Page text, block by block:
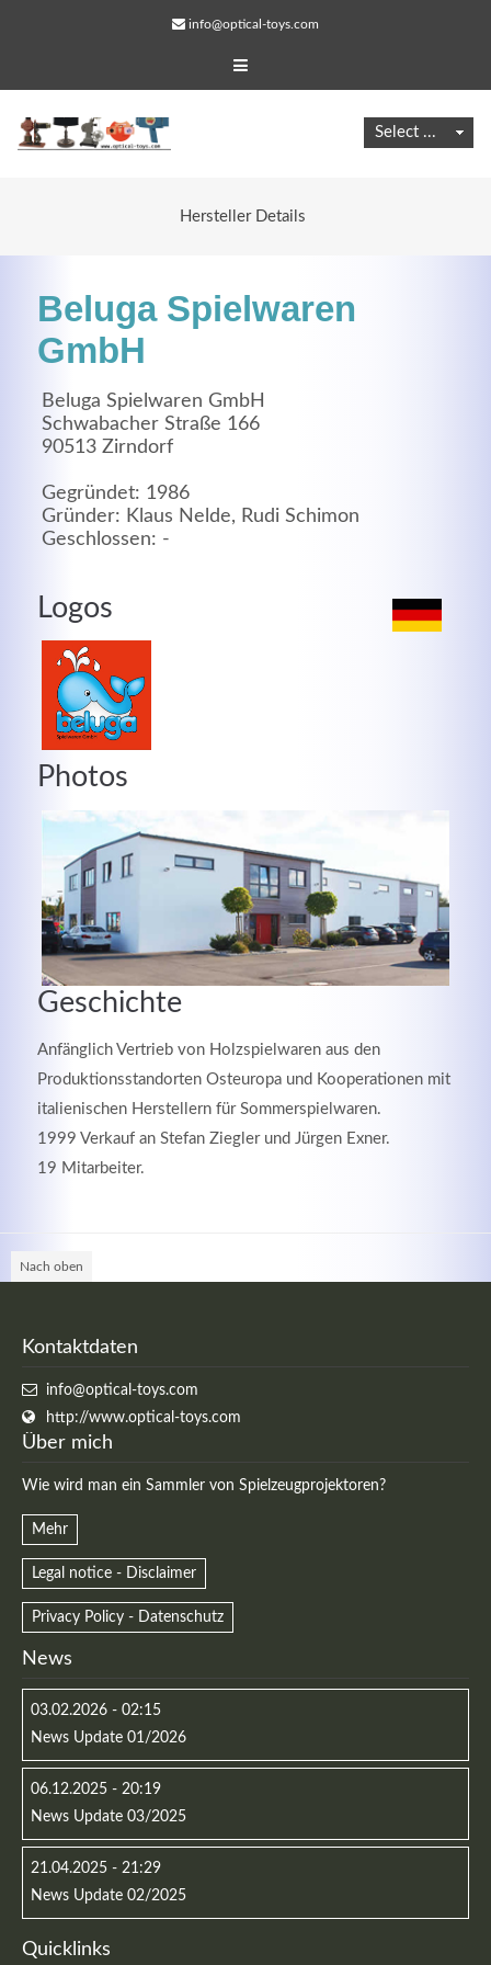
info@optical-toys.com
Hersteller Details
Beluga Spielwaren
GmbH
Beluga Spielwaren GmbH
Schwabacher Straße 166
90513 Zirndorf
Gegründet: 1986
Gründer: Klaus Nelde, Rudi Schimon
Geschlossen: -
Logos
Photos
Geschichte
Anfänglich Vertrieb von Holzspielwaren aus den
Produktionsstandorten Osteuropa und Kooperationen mit
italienischen Herstellern für Sommerspielwaren.
1999 Verkauf an Stefan Ziegler und Jürgen Exner.
19 Mitarbeiter.
Nach oben
Kontaktdaten
info@optical-toys.com
http://www.optical-toys.com
Über mich
Wie wird man ein Sammler von Spielzeugprojektoren?
Mehr
Legal notice - Disclaimer
Privacy Policy - Datenschutz
News
03.02.2026 - 02:15
News Update 01/2026
06.12.2025 - 20:19
News Update 03/2025
21.04.2025 - 21:29
News Update 02/2025
Quicklinks
Web Projects
Lorem ipsum dolor sit amet, consectetuer adipiscing
MEHR INFOS
Good Service
Lorem ipsum dolor sit amet, consectetuer adipiscing
elit. Aenean commodo ligula eget dolor.
MEHR INFOS
Lorem ipsum dolor sit amet, consectetuer adipiscing
MEHR INFOS
info@optical-toys.com
http://www.optical-toys.com
Login
Benutzername